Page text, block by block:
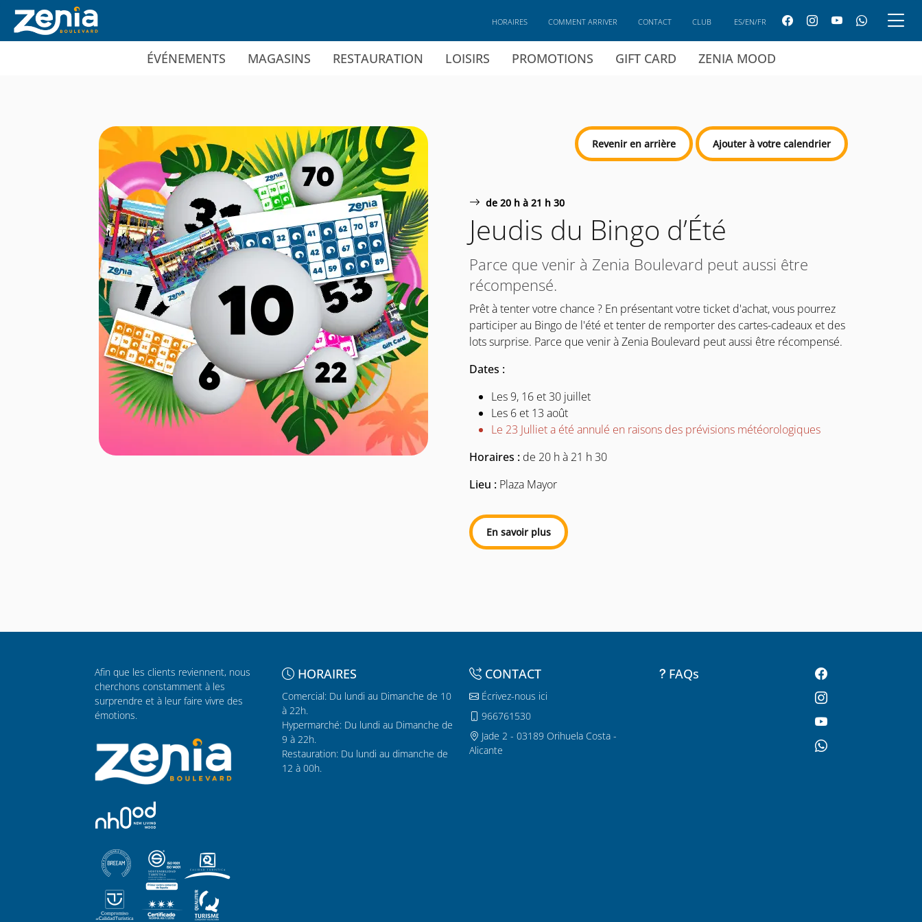
Ir al contenido principal
ÉVÉNEMENTS MAGASINS RESTAURATION LOISIRS PROMOTIONS GIFT CARD ZENIA MOOD
HORAIRES COMMENT ARRIVER CONTACT CLUB ES/EN/FR
Revenir en arrière Ajouter à votre calendrier
de 20 h à 21 h 30
Jeudis du Bingo d’Été
Parce que venir à Zenia Boulevard peut aussi être
récompensé.
Prêt à tenter votre chance ? En présentant votre ticket d'achat, vous pourrez
participer au Bingo de l'été et tenter de remporter des cartes-cadeaux et des
lots surprise. Parce que venir à Zenia Boulevard peut aussi être récompensé.
Dates :
Les 9, 16 et 30 juillet
Les 6 et 13 août
Le 23 Julliet a été annulé en raisons des prévisions météorologiques
Horaires : de 20 h à 21 h 30
Lieu : Plaza Mayor
En savoir plus
Afin que les clients reviennent, nous
cherchons constamment à les
surprendre et à leur faire vivre des
émotions.
HORAIRES
Comercial: Du lundi au Dimanche de 10
à 22h.
Hypermarché: Du lundi au Dimanche de
9 à 22h.
Restauration: Du lundi au dimanche de
12 à 00h.
CONTACT
Écrivez-nous ici
966761530
Jade 2 - 03189 Orihuela Costa -
Alicante
FAQs